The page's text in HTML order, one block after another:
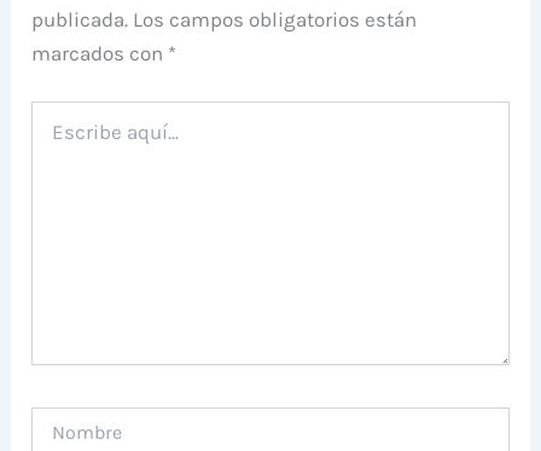
publicada. Los campos obligatorios están
marcados con *
aquí...